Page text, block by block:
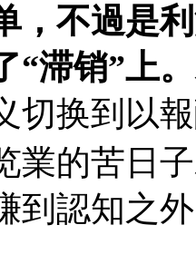
，不過是
“滞销”上。
切换到以
業的苦日
到認知之